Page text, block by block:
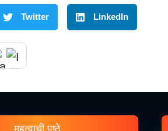
Twitter LinkedIn
महत्वाची पृष्ठे